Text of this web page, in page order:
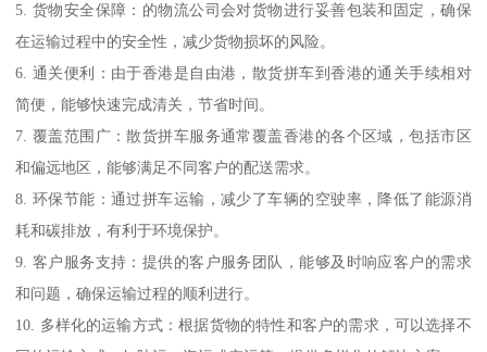
5. 货物安全保障：的物流公司会对货物进行妥善包装和固定，确保
在运输过程中的安全性，减少货物损坏的风险。
6. 通关便利：由于香港是自由港，散货拼车到香港的通关手续相对
简便，能够快速完成清关，节省时间。
7. 覆盖范围广：散货拼车服务通常覆盖香港的各个区域，包括市区
和偏远地区，能够满足不同客户的配送需求。
8. 环保节能：通过拼车运输，减少了车辆的空驶率，降低了能源消
耗和碳排放，有利于环境保护。
9. 客户服务支持：提供的客户服务团队，能够及时响应客户的需求
和问题，确保运输过程的顺利进行。
10. 多样化的运输方式：根据货物的特性和客户的需求，可以选择不